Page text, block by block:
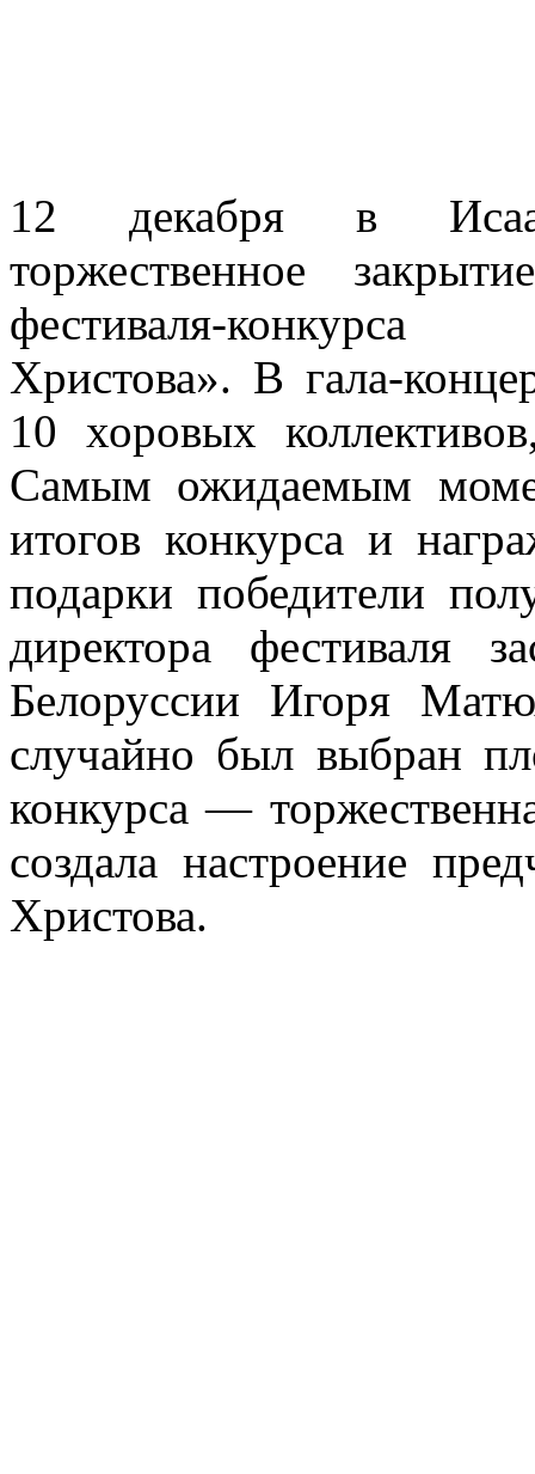
12 декабря в
торжественное
фестиваля-конкурса
Христова». В гала-
10 хоровых
Самым ожидаемым
итогов конкурса и
подарки победители
директора фестиваля
Белоруссии Игоря
случайно был выбран
конкурса —
создала настроение
Христова.